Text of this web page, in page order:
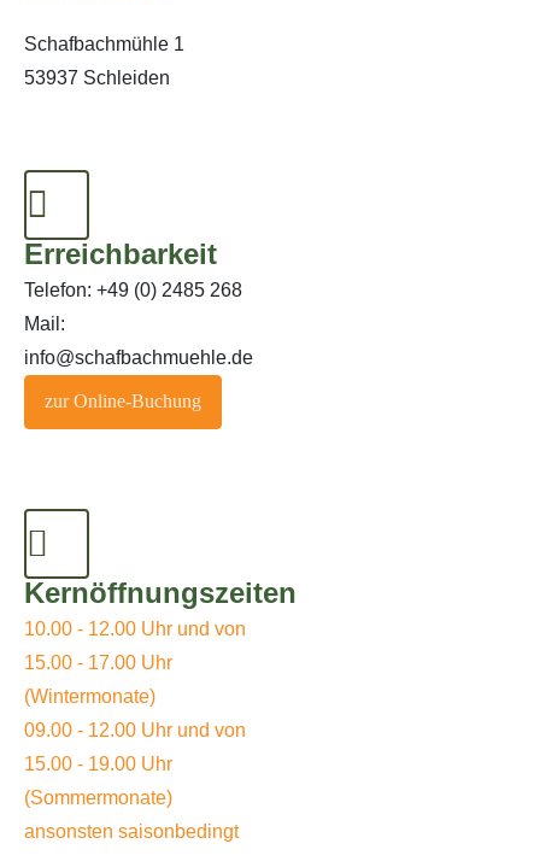
Schafbachmühle 1
53937 Schleiden
Erreichbarkeit
Telefon: +49 (0) 2485 268
Mail:
info@schafbachmuehle.de
zur Online-Buchung
Kernöffnungszeiten
10.00 - 12.00 Uhr und von
15.00 - 17.00 Uhr
(Wintermonate)
09.00 - 12.00 Uhr und von
15.00 - 19.00 Uhr
(Sommermonate)
ansonsten saisonbedingt